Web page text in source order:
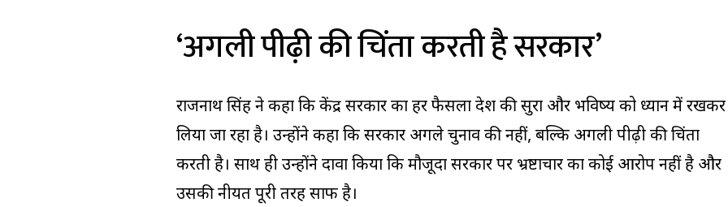
‘अगली पीढ़ी की चिंता करती है सरकार’
राजनाथ सिंह ने कहा कि केंद्र सरकार का हर फैसला देश की सुरक्षा और भविष्य को ध्यान में रखकर
लिया जा रहा है। उन्होंने कहा कि सरकार अगले चुनाव की नहीं, बल्कि अगली पीढ़ी की चिंता
करती है। साथ ही उन्होंने दावा किया कि मौजूदा सरकार पर भ्रष्टाचार का कोई आरोप नहीं है और
उसकी नीयत पूरी तरह साफ है।